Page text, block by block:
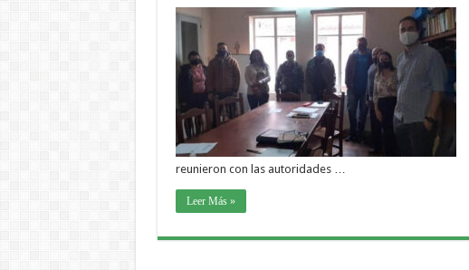
reunieron con las autoridades …
Leer Más »